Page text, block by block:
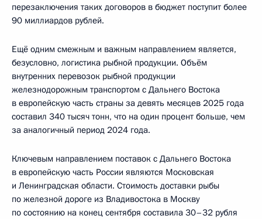
перезаключения таких договоров в бюджет поступит более
90 миллиардов рублей.
Ещё одним смежным и важным направлением является,
безусловно, логистика рыбной продукции. Объём
внутренних перевозок рыбной продукции
железнодорожным транспортом с Дальнего Востока
в европейскую часть страны за девять месяцев 2025 года
составил 340 тысяч тонн, что на один процент больше, чем
за аналогичный период 2024 года.
Ключевым направлением поставок с Дальнего Востока
в европейскую часть России являются Московская
и Ленинградская области. Стоимость доставки рыбы
по железной дороге из Владивостока в Москву
по состоянию на конец сентября составила 30–32 рубля